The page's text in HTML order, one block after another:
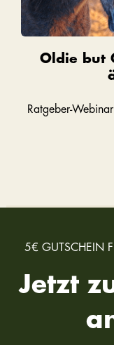
Oldie but
Ratgeber-
5€ GUTSCHEIN
Jetzt